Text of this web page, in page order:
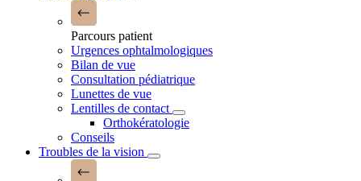
Parcours patient
Urgences ophtalmologiques
Bilan de vue
Consultation pédiatrique
Lunettes de vue
Lentilles de contact
Orthokératologie
Conseils
Troubles de la vision